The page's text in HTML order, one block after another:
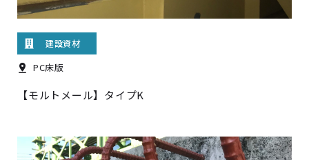
建設資材
PC床版
【モルトメール】タイプK